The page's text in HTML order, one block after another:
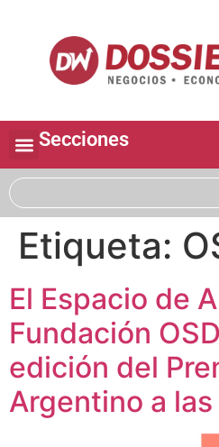
Secciones
Etiqueta:
El Espacio de
Fundación
edición del
Argentino a